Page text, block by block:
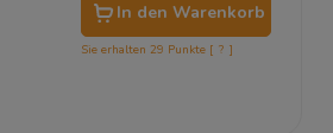
In den Warenkorb
Sie erhalten 29 Punkte [ ? ]